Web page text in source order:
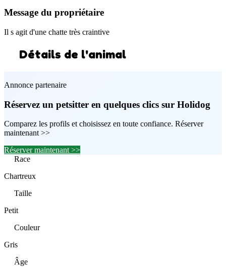
Message du propriétaire
Il s agit d'une chatte très craintive
Détails de l'animal
Annonce partenaire
Réservez un petsitter en quelques clics sur Holidog
Comparez les profils et choisissez en toute confiance. Réserver
maintenant >>
Réserver maintenant >>
Race
Chartreux
Taille
Petit
Couleur
Gris
Âge